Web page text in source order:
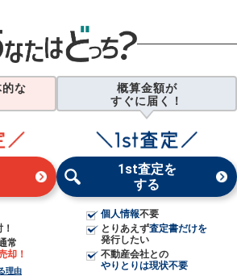
な
常
却！
理由
概算金額が
すぐに届く！
1st査定を
する
個人情報不要
とりあえず査定書だけを
発行したい
不動産会社との
やりとりは現状不要